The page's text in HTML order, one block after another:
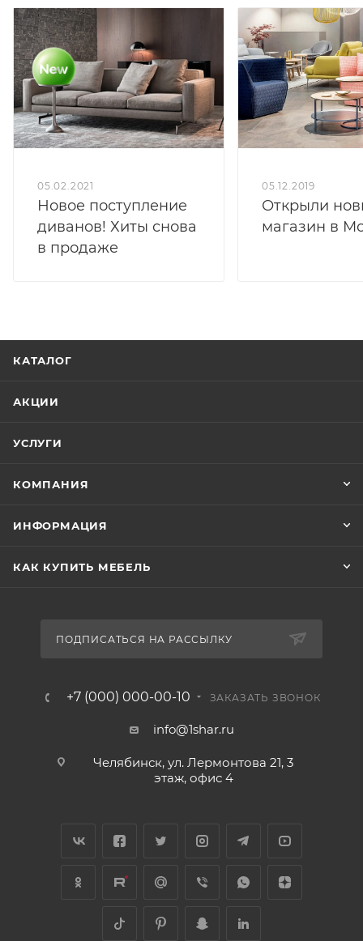
модерн. Яркий цвет, фактура обивки и форма — вот
что отличает диван от других.
05.02.2021
Новое поступление
диванов! Хиты снова
в продаже
05.12.2019
Открыли
магазин в
КАТАЛОГ
АКЦИИ
УСЛУГИ
КОМПАНИЯ
ИНФОРМАЦИЯ
КАК КУПИТЬ МЕБЕЛЬ
ПОДПИСАТЬСЯ НА РАССЫЛКУ
+7 (000) 000-00-10 ЗАКАЗАТЬ ЗВОНОК
info@1shar.ru
Челябинск, ул. Лермонтова 21, 3
этаж, офис 4